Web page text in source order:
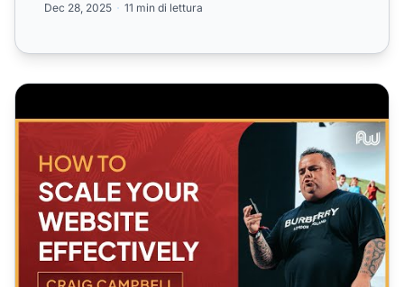
Dec 28, 2025 11 min di lettura
Come Scalare Efficacemente il Tuo Sito Web con l’AI